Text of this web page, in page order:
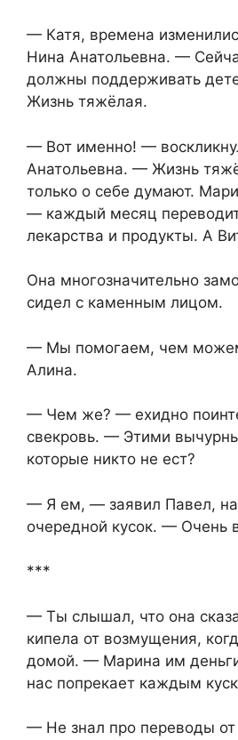
— Катя, времена
Нина Анатольевна. —
должны поддерживать
Жизнь тяжёлая.
— Вот именно! —
Анатольевна. — Жизнь
только о себе думают.
— каждый месяц
лекарства и продукты. А
Она многозначительно
сидел с каменным лицом.
— Мы помогаем, чем
Алина.
— Чем же? — ехидно
свекровь. — Этими
которые никто не ест?
— Я ем, — заявил Павел,
очередной кусок. — Очень
***
— Ты слышал, что она
кипела от возмущения,
домой. — Марина им
нас попрекает каждым
— Не знал про переводы